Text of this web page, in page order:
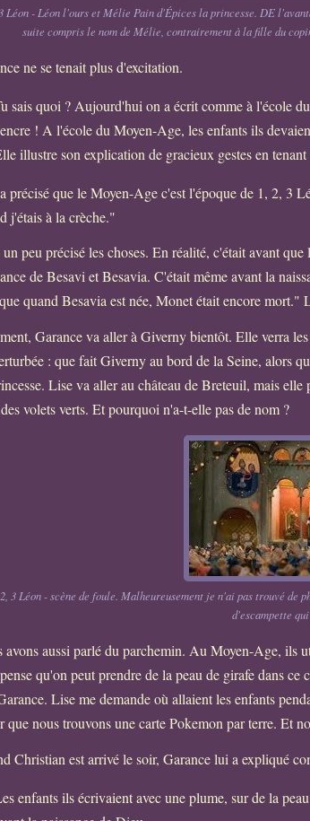
Léon - Léon l'ours et Mélie Pain d'Épices la princesse. DE
suite compris le nom de Mélie, contrairement à la fille du
ne se tenait plus d'excitation.
sais quoi ? Aujourd'hui on a écrit comme à l'école
! A l'école du Moyen-Age, les enfants ils
illustre son explication de gracieux gestes en
précisé que le Moyen-Age c'est l'époque de 1, 2, 3
j'étais à la crèche."
peu précisé les choses. En réalité, c'était avant
de Besavi et Besavia. C'était même avant la
quand Besavia est née, Monet était encore
Garance va aller à Giverny bientôt. Elle verra
: que fait Giverny au bord de la Seine, alors
Lise va aller au château de Breteuil, mais
volets verts. Et pourquoi n'a-t-elle pas de nom ?
3 Léon - scène de foule. Malheureusement je n'ai pas trouvé
d'escampette
avons aussi parlé du parchemin. Au Moyen-Age, ils
qu'on peut prendre de la peau de girafe dans
Lise me demande où allaient les enfants
que nous trouvons une carte Pokemon par terre. Et
Christian est arrivé le soir, Garance lui a expliqué
enfants ils écrivaient avec une plume, sur de la